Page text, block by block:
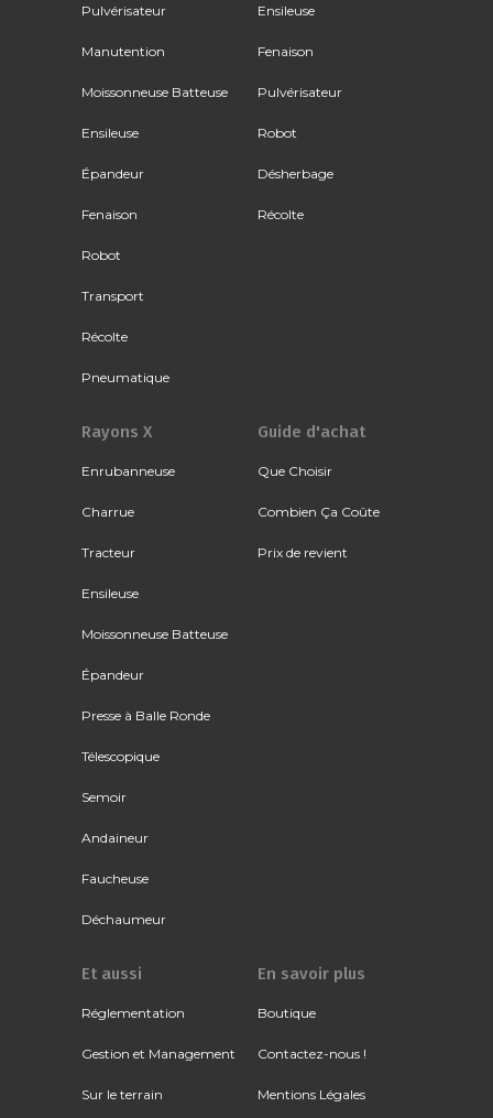
Pulvérisateur
Manutention
Moissonneuse Batteuse
Ensileuse
Épandeur
Fenaison
Robot
Transport
Récolte
Pneumatique
Ensileuse
Fenaison
Pulvérisateur
Robot
Désherbage
Récolte
Rayons X
Enrubanneuse
Charrue
Tracteur
Ensileuse
Moissonneuse Batteuse
Épandeur
Presse à Balle Ronde
Télescopique
Semoir
Andaineur
Faucheuse
Déchaumeur
Guide d'achat
Que Choisir
Combien Ça Coûte
Prix de revient
Et aussi
Réglementation
Gestion et Management
Sur le terrain
En savoir plus
Boutique
Contactez-nous !
Mentions Légales